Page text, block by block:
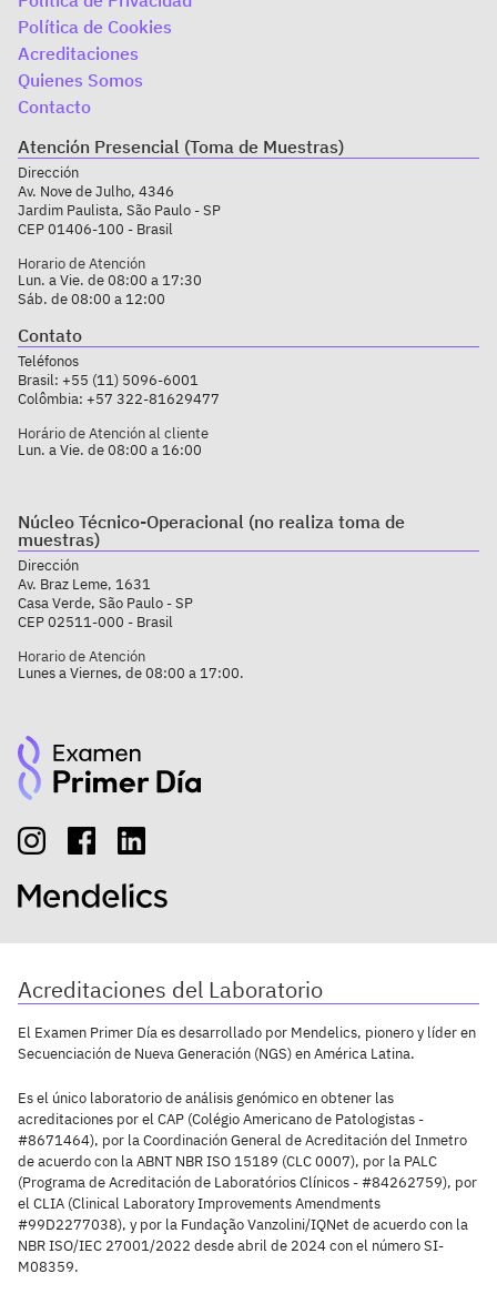
Política de Cookies
Acreditaciones
Quienes Somos
Contacto
Atención Presencial (Toma de Muestras)
Dirección
Av. Nove de Julho, 4346
Jardim Paulista, São Paulo - SP
CEP 01406-100 - Brasil
Horario de Atención
Lun. a Vie. de 08:00 a 17:30
Sáb. de 08:00 a 12:00
Horário de Atención al cliente
Lun. a Vie. de 08:00 a 16:00
Contato
Teléfonos
Brasil: +55 (11) 5096-6001
Colômbia: +57 322-81629477
Núcleo Técnico-Operacional (no realiza toma de
muestras)
Dirección
Av. Braz Leme, 1631
Casa Verde, São Paulo - SP
CEP 02511-000 - Brasil
Horario de Atención
Lunes a Viernes, de 08:00 a 17:00.
Acreditaciones del Laboratorio
El Examen Primer Día es desarrollado por Mendelics, pionero y líder en
Secuenciación de Nueva Generación (NGS) en América Latina.
Es el único laboratorio de análisis genómico en obtener las
acreditaciones por el CAP (Colégio Americano de Patologistas -
#8671464), por la Coordinación General de Acreditación del Inmetro
de acuerdo con la ABNT NBR ISO 15189 (CLC 0007), por la PALC
(Programa de Acreditación de Laboratórios Clínicos - #84262759), por
el CLIA (Clinical Laboratory Improvements Amendments
#99D2277038), y por la Fundação Vanzolini/IQNet de acuerdo con la
NBR ISO/IEC 27001/2022 desde abril de 2024 con el número SI-
M08359.